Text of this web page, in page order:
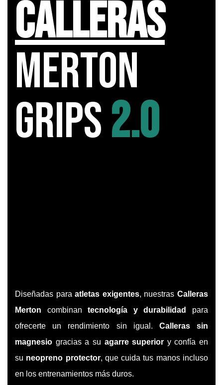
Calleras
MERTON
Grips2.0
Diseñadas para atletas exigentes, nuestrasCalleras
Merton combinantecnología y durabilidad
para
ofrecerte un rendimiento sin igual. Calleras sin
magnesio gracias a su agarre superior y confía en
su neopreno protector, que cuida tus manos incluso
en los entrenamientos más duros.